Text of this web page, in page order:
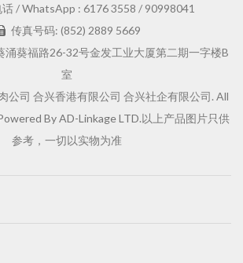
/ WhatsApp : 6176 3558 / 90998041
传真号码: (852) 2889 5669
涌葵福路26-32号金发工业大厦第二期一字楼B
室
公司 合兴香港有限公司 合兴社企有限公司. All
By AD-Linkage LTD.以上产品图片只供
参考，一切以实物为准